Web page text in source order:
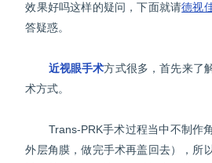
效果好吗这样的疑问，下面就请德视
答疑惑。
近视眼手术方式很多，首先来了
术方式。
Trans-PRK手术过程当中不制作
外层角膜，做完手术再盖回去），所